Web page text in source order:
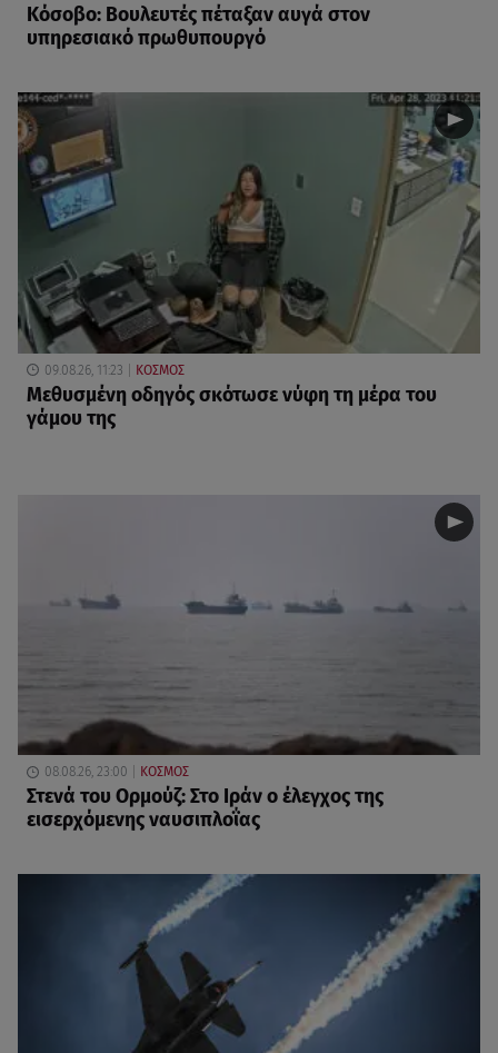
Κόσοβο: Βουλευτές πέταξαν αυγά στον
υπηρεσιακό πρωθυπουργό
09.08.26, 11:23 ΚΟΣΜΟΣ
Μεθυσμένη οδηγός σκότωσε νύφη τη μέρα του
γάμου της
08.08.26, 23:00 ΚΟΣΜΟΣ
Στενά του Ορμούζ: Στο Ιράν ο έλεγχος της
εισερχόμενης ναυσιπλοΐας